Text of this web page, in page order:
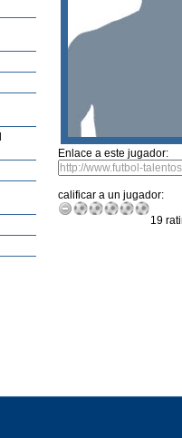
Enlace a este jugador:
calificar a un jugador:
19